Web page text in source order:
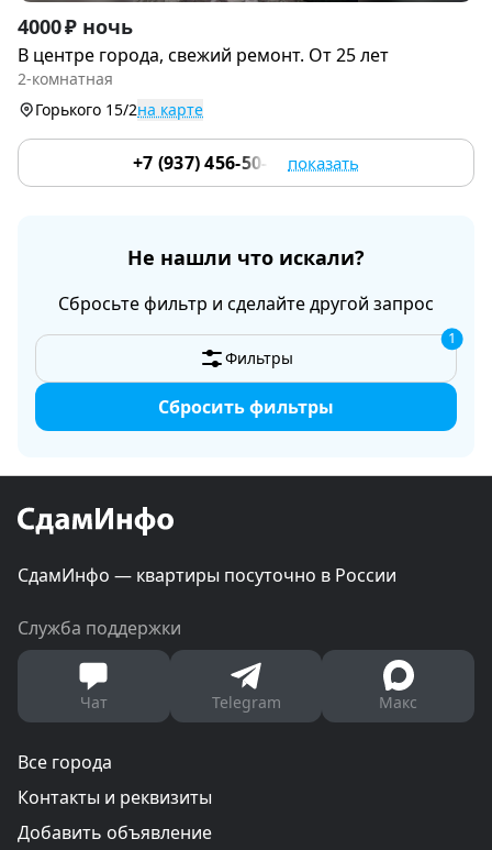
Item
1
of
4000 ₽ ночь
В центре города, свежий ремонт. От 25 лет
2-комнатная
Горького 15/2на карте
+7 (937) 456-50-55 показать
Не нашли что искали?
Сбросьте фильтр и сделайте другой запрос
Фильтры
1
Сбросить фильтры
СдамИнфо — квартиры посуточно в России
Служба поддержки
Чат Telegram Макс
Все города
Контакты и реквизиты
Добавить объявление